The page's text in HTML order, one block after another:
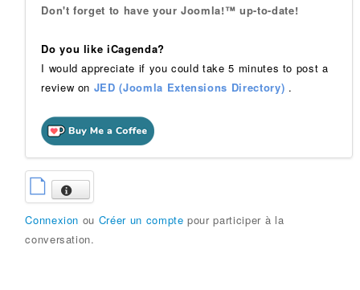
Don't forget to have your Joomla!™ up-to-date!
Do you like iCagenda?
I would appreciate if you could take 5 minutes to post a
review on JED (Joomla Extensions Directory) .
Connexion ou Créer un compte pour participer à la
conversation.